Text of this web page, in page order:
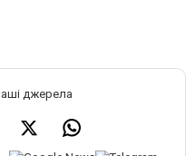
джерела